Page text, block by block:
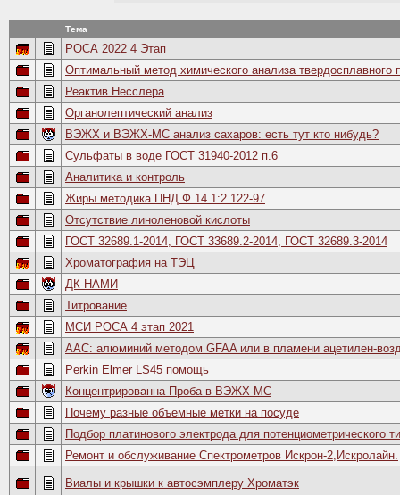
Тема
РОСА 2022 4 Этап
Оптимальный метод химического анализа твердосплавного
Реактив Несслера
Органолептический анализ
ВЭЖХ и ВЭЖХ-МС анализ сахаров: есть тут кто нибудь?
Сульфаты в воде ГОСТ 31940-2012 п.6
Аналитика и контроль
Жиры методика ПНД Ф 14.1:2.122-97
Отсутствие линоленовой кислоты
ГОСТ 32689.1-2014, ГОСТ 33689.2-2014, ГОСТ 32689.3-2014
Хроматография на ТЭЦ
ДК-НАМИ
Титрование
МСИ РОСА 4 этап 2021
ААС: алюминий методом GFAA или в пламени ацетилен-
Perkin Elmer LS45 помощь
Концентрированна Проба в ВЭЖХ-МС
Почему разные объемные метки на посуде
Подбор платинового электрода для потенциометрического
Ремонт и обслуживание Спектрометров Искрон-2,Искролайн.
Виалы и крышки к автосэмплеру Хроматэк